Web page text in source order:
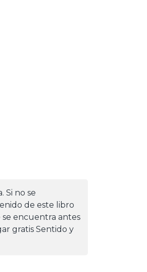
Si no se
de este libro
encuentra antes
gratis Sentido y